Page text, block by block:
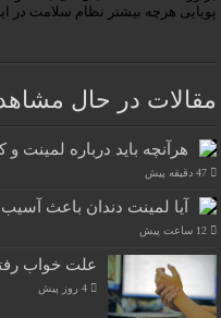
پویایی هرچه بیشتر نظام سلامت در
مقالات در حال
هرآنچه باید درباره لمینت و
47 دقیقه پیش
آیا لمینت دندان باعث
12 ساعت پیش
علت خواب
4 روز پیش